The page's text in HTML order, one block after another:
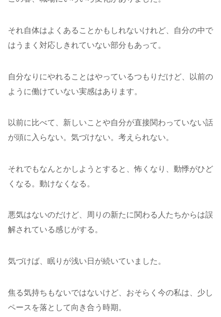
それ自体はよくあることかもしれないけれど、自分の中で
はうまく対応しきれていない部分もあって。
自分なりにやれることはやっているつもりだけど、以前の
ように働けていない実感はあります。
以前に比べて、新しいことや自分が直接関わっていない話
が頭に入らない。気づけない。考えられない。
それでもなんとかしようとすると、怖くなり、動悸がひど
くなる。動けなくなる。
悪気はないのだけど、周りの新たに関わる人たちからは誤
解されている感じがする。
気づけば、眠りが浅い日が続いていました。
焦る気持ちもないではないけど、おそらく今の私は、少し
ペースを落として向き合う時期。